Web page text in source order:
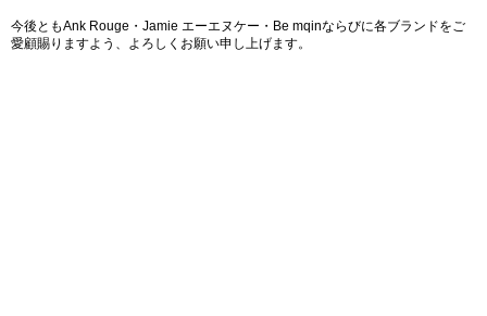
今後ともAnk Rouge・Jamie エーエヌケー・Be mqinならびに各ブランドをご
愛顧賜りますよう、よろしくお願い申し上げます。